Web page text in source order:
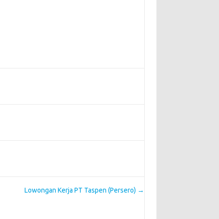
Lowongan Kerja PT Taspen (Persero) →